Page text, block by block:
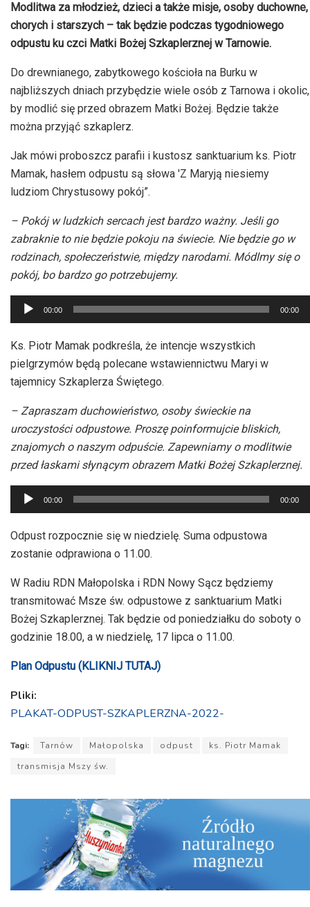
Modlitwa za młodzież, dzieci a także misje, osoby duchowne,
chorych i starszych – tak będzie podczas tygodniowego
odpustu ku czci Matki Bożej Szkaplerznej w Tarnowie.
Do drewnianego, zabytkowego kościoła na Burku w
najbliższych dniach przybędzie wiele osób z Tarnowa i okolic,
by modlić się przed obrazem Matki Bożej. Będzie także
można przyjąć szkaplerz.
Jak mówi proboszcz parafii i kustosz sanktuarium ks. Piotr
Mamak, hasłem odpustu są słowa 'Z Maryją niesiemy
ludziom Chrystusowy pokój”.
– Pokój w ludzkich sercach jest bardzo ważny. Jeśli go
zabraknie to nie będzie pokoju na świecie. Nie będzie go w
rodzinach, społeczeństwie, między narodami. Módlmy się o
pokój, bo bardzo go potrzebujemy.
Odtwarzacz
plików
dźwiękowych
00:00 00:00
Ks. Piotr Mamak podkreśla, że intencje wszystkich
pielgrzymów będą polecane wstawiennictwu Maryi w
tajemnicy Szkaplerza Świętego.
– Zapraszam duchowieństwo, osoby świeckie na
uroczystości odpustowe. Proszę poinformujcie bliskich,
znajomych o naszym odpuście. Zapewniamy o modlitwie
przed łaskami słynącym obrazem Matki Bożej Szkaplerznej.
Odtwarzacz
plików
dźwiękowych
00:00 00:00
Odpust rozpocznie się w niedzielę. Suma odpustowa
zostanie odprawiona o 11.00.
W Radiu RDN Małopolska i RDN Nowy Sącz będziemy
transmitować Msze św. odpustowe z sanktuarium Matki
Bożej Szkaplerznej. Tak będzie od poniedziałku do soboty o
godzinie 18.00, a w niedzielę, 17 lipca o 11.00.
Plan Odpustu (KLIKNIJ TUTAJ)
Pliki:
PLAKAT-ODPUST-SZKAPLERZNA-2022-
Tagi: Tarnów Małopolska odpust
ks. Piotr Mamak
transmisja Mszy św.